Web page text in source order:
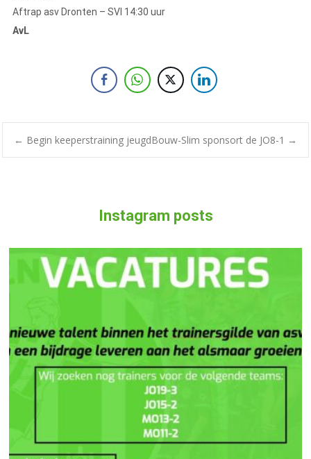
Aftrap asv Dronten – SVI 14:30 uur
AvL
← Begin keeperstraining jeugdBouw-Slim sponsort de JO8-1 →
Instagram posts